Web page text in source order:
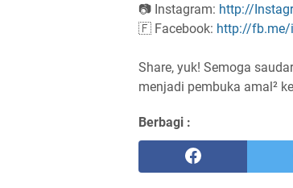
📷 Instagram: http://
🇫 Facebook: http://fb.me/
Share, yuk! Semoga
Berbagi :